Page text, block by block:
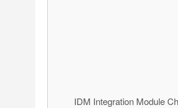
IDM Integration Module